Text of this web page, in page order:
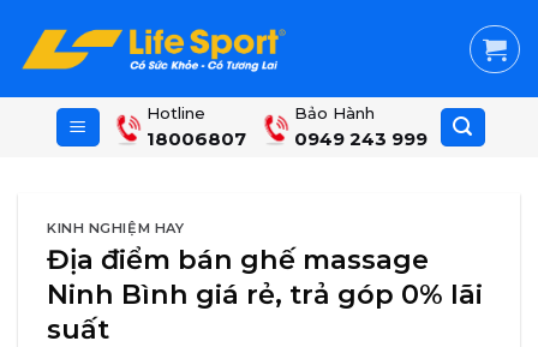
content
Hotline
18006807
Bảo Hành
0949 243 999
KINH NGHIỆM HAY
Địa điểm bán ghế massage
Ninh Bình giá rẻ, trả góp 0% lãi
suất